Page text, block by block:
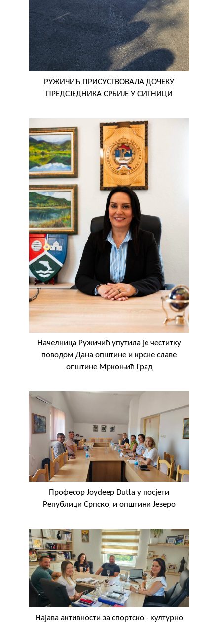
РУЖИЧИЋ ПРИСУСТВОВАЛА ДОЧЕКУ
ПРЕДСЈЕДНИКА СРБИЈЕ У СИТНИЦИ
Начелница Ружичић упутила је честитку
поводом Дана општине и крсне славе
општине Мркоњић Град
Професор Joydeep Dutta у посјети
Републици Српској и општини Језеро
Најава активности за спортско - културно